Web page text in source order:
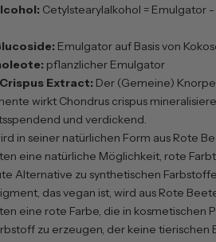
Cetylstearylalkohol = Emulgator
Emulgator auf Basis von
pflanzlicher Emulgator
Extract: Der (Gemeine)
wirkt Chondrus crispus
und verdickend.
in seiner natürlichen Form aus Rote
eine natürliche Möglichkeit, rote
Alternative zu synthetischen
das vegan ist, wird aus Rote
eine rote Farbe, die in kosmetischen
zu erzeugen, der keine tierischen